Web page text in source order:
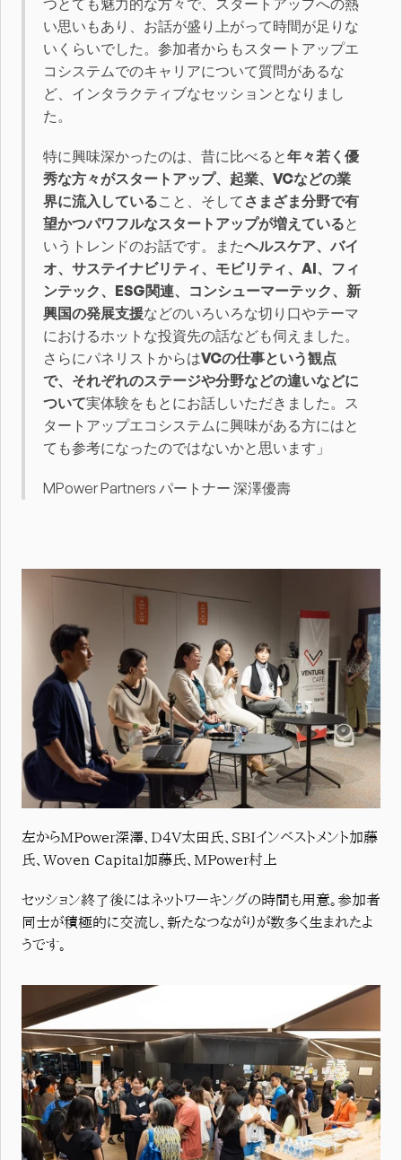
い思いもあり、お話が盛り上がって時間が足りな
いくらいでした。参加者からもスタートアップエ
コシステムでのキャリアについて質問があるな
ど、インタラクティブなセッションとなりまし
た。
特に興味深かったのは、昔に比べると年々若く優
秀な方々がスタートアップ、起業、VCなどの業
界に流入していること、そして さまざま分野で有
望かつパワフルなスタートアップが増えていると
いうトレンドのお話です。またヘルスケア、バイ
オ、サステイナビリティ、モビリティ、AI、フィ
ンテック、ESG関連、コンシューマーテック、新
興国の発展支援などのいろいろな切り口やテーマ
におけるホットな投資先の話なども伺えました。
さらにパネリストからはVCの仕事という観点
で、それぞれのステージや分野などの違いなどに
ついて実体験をもとにお話しいただきました。ス
タートアップエコシステムに興味がある方にはと
ても参考になったのではないかと思います」
MPower Partners パートナー 深澤優壽
左からMPower深澤、D4V太田氏、SBIインベストメント加藤
氏、Woven Capital加藤氏、MPower村上
セッション終了後にはネットワーキングの時間も用意。参加者
同士が積極的に交流し、新たなつながりが数多く生まれたよ
うです。